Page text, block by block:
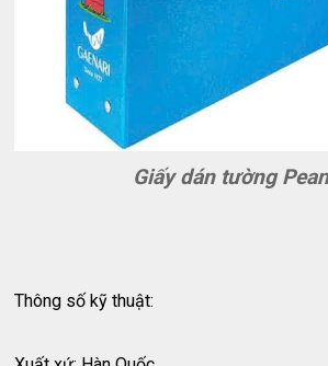
Giấy dán tường
Thông số kỹ thuật: